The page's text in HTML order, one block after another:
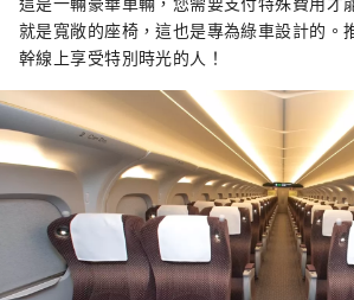
就是寬敞的座椅，這也是專為綠車設計的。
幹線上享受特別時光的人！